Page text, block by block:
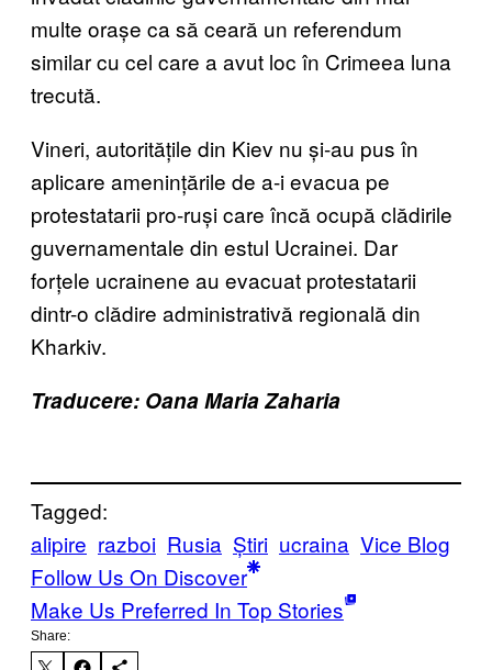
multe orașe ca să ceară un referendum
similar cu cel care a avut loc în Crimeea luna
trecută.
Vineri, autoritățile din Kiev nu și-au pus în
aplicare amenințările de a-i evacua pe
protestatarii pro-ruși care încă ocupă clădirile
guvernamentale din estul Ucrainei. Dar
forțele ucrainene au evacuat protestatarii
dintr-o clădire administrativă regională din
Kharkiv.
Traducere: Oana Maria Zaharia
Tagged:
alipire razboi Rusia Știri ucraina Vice Blog
Follow Us On Discover
Make Us Preferred In Top Stories
Share: